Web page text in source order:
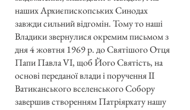
наших Архиєпископських Синодах
завжди сильний відгомін. Тому то наші
Владики звернулися окремим письмом з
дня 4 жовтня 1969 р. до Святішого Отця
Папи Павла VI, щоб Його Святість, на
основі переданої влади і поручення II
Ватиканського вселенського Собору
завершив створенням Патріярхату нашу